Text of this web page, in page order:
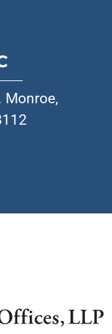
Monroe,